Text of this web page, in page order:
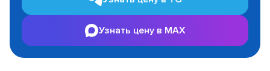
Узнать цену в MAX